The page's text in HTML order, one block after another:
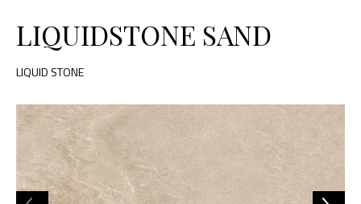
LIQUIDSTONE SAND
LIQUID STONE